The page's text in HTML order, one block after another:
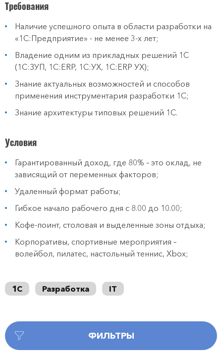
Требования
Наличие успешного опыта в области разработки на
«1С:Предприятие» - не менее 3-х лет;
Владение одним из прикладных решений 1С
(1С:ЗУП, 1С:ERP, 1С:УХ, 1С:ERP УХ);
Знание актуальных возможностей и способов
применения инструментария разработки 1С;
Знание архитектуры типовых решений 1С.
Условия
Гарантированный доход, где 80% – это оклад, не
зависящий от переменных факторов;
Удаленный формат работы;
Гибкое начало рабочего дня с 8.00 до 10.00;
Кофе-поинт, столовая и выделенные зоны отдыха;
Корпоративы, спортивные мероприятия –
волейбол, пилатес, настольный теннис, Xbox;
1С Разработка IT
ФИЛЬТРЫ